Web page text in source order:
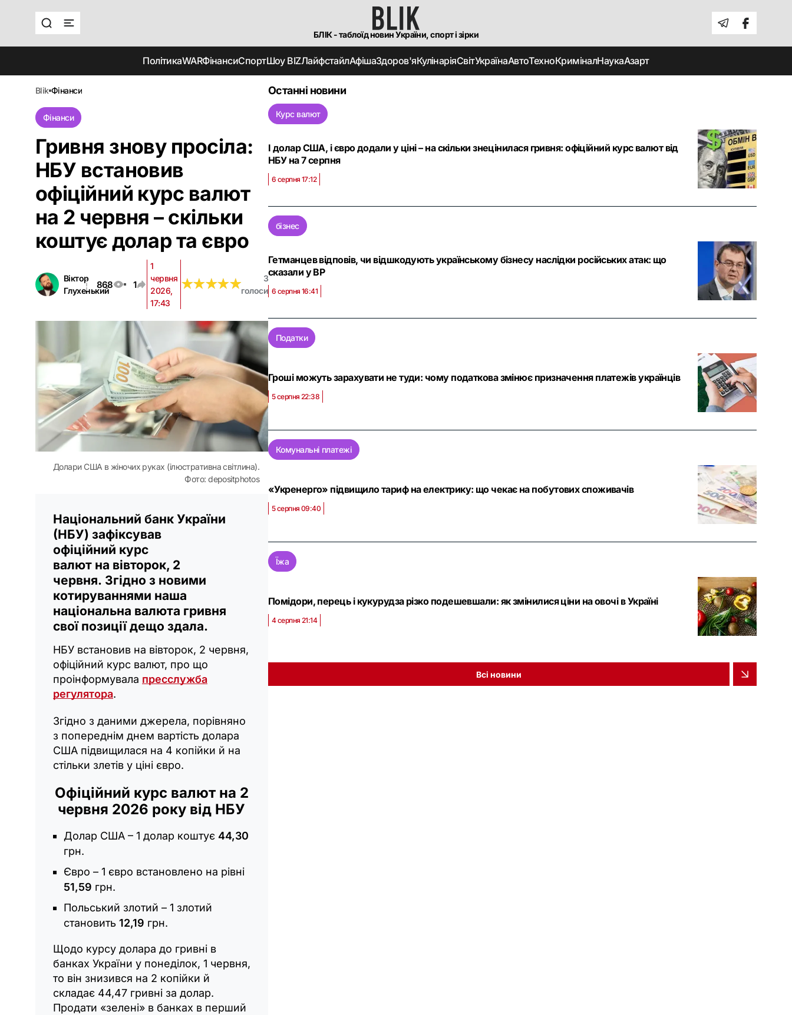
БЛІК - таблоїд новин України, спорт і зірки
ПолітикаWARФінансиСпортШоу BIZЛайфстайлАфішаЗдоров'яКулінаріяСвітУкраїнаАвтоТехноКриміналНаукаАзарт
blik фінанси
Фінанси
Гривня знову просіла:
НБУ встановив
офіційний курс валют
на 2 червня – скільки
коштує долар та євро
Віктор
Глухенький
868 1
1
червня
2026,
17:43
★★★★★
★★★★★
3
голоси
Долари США в жіночих руках (ілюстративна світлина).
Фото: depositphotos
Національний банк України
(НБУ) зафіксував
офіційний курс
валют на вівторок, 2
червня. Згідно з новими
котируваннями наша
національна валюта гривня
свої позиції дещо здала.
НБУ встановив на вівторок, 2 червня,
офіційний курс валют, про що
проінформувала пресслужба
регулятора.
Згідно з даними джерела, порівняно
з попереднім днем вартість долара
США підвищилася на 4 копійки й на
стільки злетів у ціні євро.
Офіційний курс валют на 2
червня 2026 року від НБУ
Долар США – 1 долар коштує 44,30
грн.
Євро – 1 євро встановлено на рівні
51,59 грн.
Польський злотий – 1 злотий
становить 12,19 грн.
Щодо курсу долара до гривні в
банках України у понеділок, 1 червня,
то він знизився на 2 копійки й
складає 44,47 гривні за долар.
Продати «зелені» в банках в перший
Останні новини
Курс валют
І долар США, і євро додали у ціні – на скільки знецінилася гривня: офіційний курс валют від
НБУ на 7 серпня
6 серпня 17:12
бізнес
Гетманцев відповів, чи відшкодують українському бізнесу наслідки російських атак: що
сказали у ВР
6 серпня 16:41
Податки
Гроші можуть зарахувати не туди: чому податкова змінює призначення платежів українців
5 серпня 22:38
Комунальні платежі
«Укренерго» підвищило тариф на електрику: що чекає на побутових споживачів
5 серпня 09:40
Їжа
Помідори, перець і кукурудза різко подешевшали: як змінилися ціни на овочі в Україні
4 серпня 21:14
Всі новини